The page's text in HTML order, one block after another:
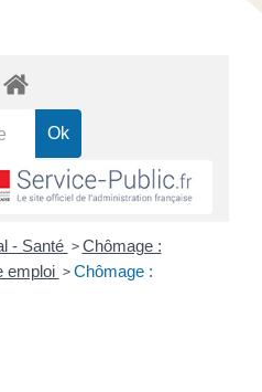
- Santé > Chômage :
emploi > Chômage :